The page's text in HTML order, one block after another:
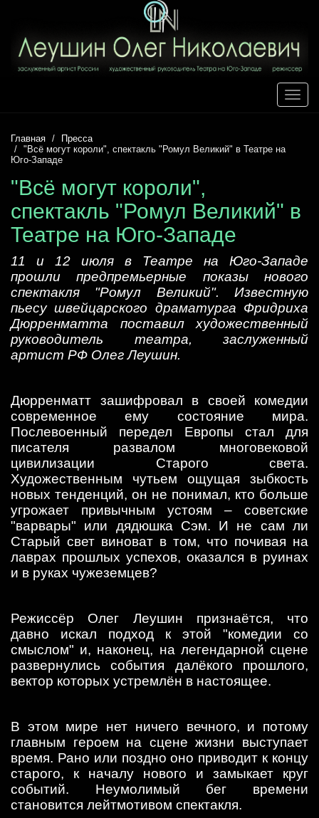
Toggle
Главная
Пресса
"Всё могут короли", спектакль "Ромул Великий" в Театре на
Юго-Западе
"Всё могут короли",
спектакль "Ромул Великий" в
Театре на Юго-Западе
11 и 12 июля в Театре на Юго-Западе
прошли предпремьерные показы нового
спектакля "Ромул Великий". Известную
пьесу швейцарского драматурга Фридриха
Дюрренматта поставил художественный
руководитель театра, заслуженный
артист РФ Олег Леушин.
Дюрренматт зашифровал в своей комедии
современное ему состояние мира.
Послевоенный передел Европы стал для
писателя развалом многовековой
цивилизации Старого света.
Художественным чутьем ощущая зыбкость
новых тенденций, он не понимал, кто больше
угрожает привычным устоям – советские
"варвары" или дядюшка Сэм. И не сам ли
Старый свет виноват в том, что почивая на
лаврах прошлых успехов, оказался в руинах
и в руках чужеземцев?
Режиссёр Олег Леушин признаётся, что
давно искал подход к этой "комедии со
смыслом" и, наконец, на легендарной сцене
развернулись события далёкого прошлого,
вектор которых устремлён в настоящее.
В этом мире нет ничего вечного, и потому
главным героем на сцене жизни выступает
время. Рано или поздно оно приводит к концу
старого, к началу нового и замыкает круг
событий. Неумолимый бег времени
становится лейтмотивом спектакля.